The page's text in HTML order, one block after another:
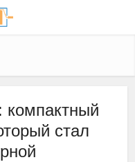
компактный
стал